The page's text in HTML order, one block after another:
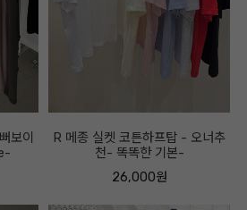
보이
R 메종 실켓 코튼하프탑 - 오너추
천- 똑똑한 기본-
26,000원